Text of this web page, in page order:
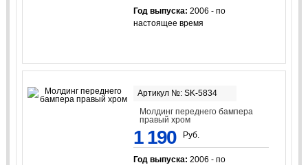
Год выпуска: 2006 - по
настоящее время
Артикул №: SK-5834
Молдинг переднего бампера
правый хром
1 190 Руб.
Год выпуска: 2006 - по